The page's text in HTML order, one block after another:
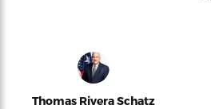
Thomas Rivera Schatz